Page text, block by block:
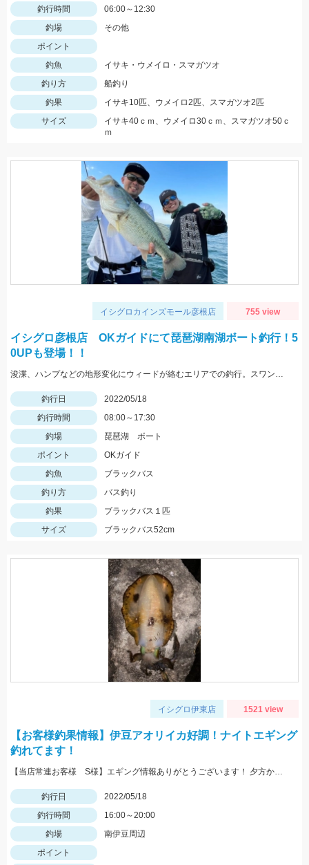
釣行時間
06:00～12:30
釣場
その他
ポイント
釣魚
イサキ・ウメイロ・スマガツオ
釣り方
船釣り
釣果
イサキ10匹、ウメイロ2匹、スマガツオ2匹
サイズ
イサキ40ｃｍ、ウメイロ30ｃｍ、スマガツオ50ｃ
ｍ
イシグロカインズモール彦根店 755 view
イシグロ彦根店 OKガイドにて琵琶湖南湖ボート釣行！5
0UPも登場！！
浚渫、ハンプなどの地形変化にウィードが絡むエリアでの釣行。スワンプクローラーでの釣果でした。
釣行日
2022/05/18
釣行時間
08:00～17:30
釣場
琵琶湖 ボート
ポイント
OKガイド
釣魚
ブラックバス
釣り方
バス釣り
釣果
ブラックバス１匹
サイズ
ブラックバス52cm
イシグロ伊東店 1521 view
【お客様釣果情報】伊豆アオリイカ好調！ナイトエギング
釣れてます！
【当店常連お客様 S様】エギング情報ありがとうございます！ 夕方から夜にかけての時間帯で800ｇサイズゲット！
釣行日
2022/05/18
釣行時間
16:00～20:00
釣場
南伊豆周辺
ポイント